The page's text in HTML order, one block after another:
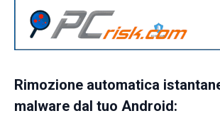
Rimozione automatica
malware dal tuo Android: